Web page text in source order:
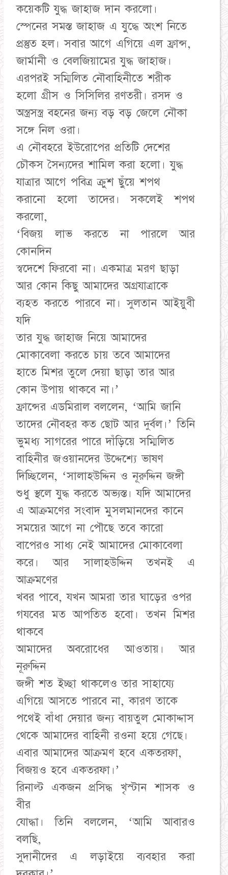
কয়েকটি যুদ্ধ জাহাজ দান করলো।
স্পেনের সমস্ত জাহাজ এ যুদ্ধে অংশ নিতে
প্রস্তুত হল। সবার আগে এগিয়ে এল ফ্রান্স,
জার্মানী ও বেলজিয়ামের যুদ্ধ জাহাজ।
এরপরই সম্মিলিত নৌবাহিনীতে শরীক
হলো গ্রীস ও সিসিলির রণতরী। রসদ ও
অস্ত্রসস্ত্র বহনের জন্য বড় বড় জেলে নৌকা
সঙ্গে নিল ওরা।
এ নৌবহরে ইউরোপের প্রতিটি দেশের
চৌকস সৈন্যদের শামিল করা হলো। যুদ্ধ
যাত্রার আগে পবিত্র ক্রুশ ছুঁয়ে শপথ
করানো হলো তাদের। সকলেই শপথ
করলো,
‘বিজয় লাভ করতে না পারলে আর
কোনদিন
স্বদেশে ফিরবো না। একমাত্র মরণ ছাড়া
আর কোন কিছু আমাদের অগ্রযাত্রাকে
ব্যহত করতে পারবে না। সুলতান আইয়ুবী
যদি
তার যুদ্ধ জাহাজ নিয়ে আমাদের
মোকাবেলা করতে চায় তবে আমাদের
হাতে মিশর তুলে দেয়া ছাড়া তার আর
কোন উপায় থাকবে না।’
ফ্রান্সের এডমিরাল বললেন, ‘আমি জানি
তাদের নৌবহর কত ছোট আর দুর্বল।’ তিনি
ভুমধ্য সাগরের পারে দাঁড়িয়ে সম্মিলিত
বাহিনীর জওয়ানদের উদ্দেশ্যে ভাষণ
দিচ্ছিলেন, ‘সালাহউদ্দিন ও নূরুদ্দিন জঙ্গী
শুধু স্থলে যুদ্ধ করতে অভ্যস্ত। যদি আমাদের
এ আক্রমণের সংবাদ মুসলমানদের কানে
সময়ের আগে না পৌছে তবে কারো
বাপেরও সাধ্য নেই আমাদের মোকাবেলা
করে। আর সালাহউদ্দিন তখনই এ
আক্রমণের
খবর পাবে, যখন আমরা তার ঘাড়ের ওপর
গযবের মত আপতিত হবো। তখন মিশর
থাকবে
আমাদের অবরোধের আওতায়। আর
নূরুদ্দিন
জঙ্গী শত ইচ্ছা থাকলেও তার সাহায্যে
এগিয়ে আসতে পারবে না, কারণ তাকে
পথেই বাঁধা দেয়ার জন্য বায়তুল মোকাদ্দাস
থেকে আমাদের বাহিনী রওনা হয়ে গেছে।
এবার আমাদের আক্রমণ হবে একতরফা,
বিজয়ও হবে একতরফা।’
রিনাল্ট একজন প্রসিদ্ধ খৃস্টান শাসক ও
বীর
যোদ্ধা। তিনি বললেন, ‘আমি আবারও
বলছি,
সুদানীদের এ লড়াইয়ে ব্যবহার করা